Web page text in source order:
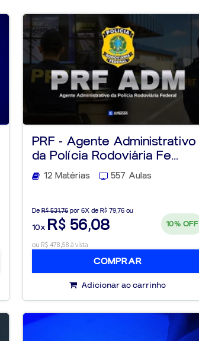
PRF - Agente Administrativo
da Polícia Rodoviária Fe...
12 Matérias 557 Aulas
DeR$ 531,76por 6X de R$ 79,76 ou
10x R$ 56,08 10% OFF
ou R$ 478,58 à vista
COMPRAR
Adicionar ao carrinho